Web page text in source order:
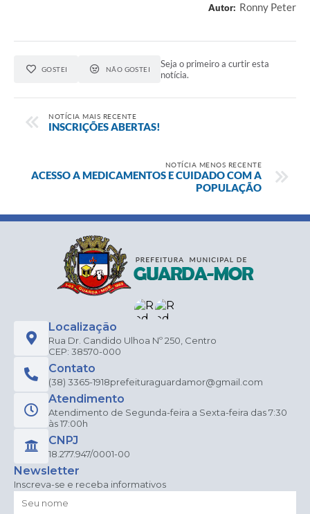
Autor: Ronny Peter
GOSTEI NÃO GOSTEI
Seja o primeiro a curtir esta
notícia.
NOTÍCIA MAIS RECENTE
INSCRIÇÕES ABERTAS!
NOTÍCIA MENOS RECENTE
ACESSO A MEDICAMENTOS E CUIDADO COM A
POPULAÇÃO
Localização
Rua Dr. Candido Ulhoa Nº 250, Centro
CEP: 38570-000
Contato
(38) 3365-1918prefeituraguardamor@gmail.com
Atendimento
Atendimento de Segunda-feira a Sexta-feira das 7:30
às 17:00h
CNPJ
18.277.947/0001-00
Newsletter
Inscreva-se e receba informativos